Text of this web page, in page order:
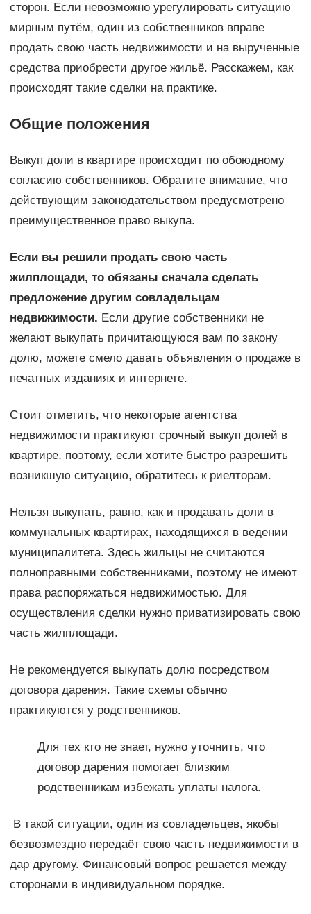
сторон. Если невозможно урегулировать ситуацию
мирным путём, один из собственников вправе
продать свою часть недвижимости и на вырученные
средства приобрести другое жильё. Расскажем, как
происходят такие сделки на практике.
Общие положения
Выкуп доли в квартире происходит по обоюдному
согласию собственников. Обратите внимание, что
действующим законодательством предусмотрено
преимущественное право выкупа.
Если вы решили продать свою часть
жилплощади, то обязаны сначала сделать
предложение другим совладельцам
недвижимости. Если другие собственники не
желают выкупать причитающуюся вам по закону
долю, можете смело давать объявления о продаже в
печатных изданиях и интернете.
Стоит отметить, что некоторые агентства
недвижимости практикуют срочный выкуп долей в
квартире, поэтому, если хотите быстро разрешить
возникшую ситуацию, обратитесь к риелторам.
Нельзя выкупать, равно, как и продавать доли в
коммунальных квартирах, находящихся в ведении
муниципалитета. Здесь жильцы не считаются
полноправными собственниками, поэтому не имеют
права распоряжаться недвижимостью. Для
осуществления сделки нужно приватизировать свою
часть жилплощади.
Не рекомендуется выкупать долю посредством
договора дарения. Такие схемы обычно
практикуются у родственников.
Для тех кто не знает, нужно уточнить, что
договор дарения помогает близким
родственникам избежать уплаты налога.
В такой ситуации, один из совладельцев, якобы
безвозмездно передаёт свою часть недвижимости в
дар другому. Финансовый вопрос решается между
сторонами в индивидуальном порядке.